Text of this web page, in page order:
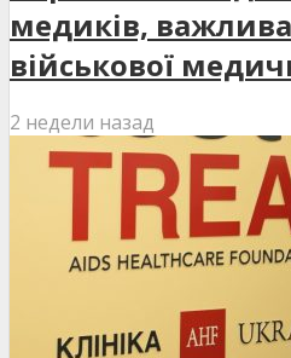
медиків,
військової
2 недели назад